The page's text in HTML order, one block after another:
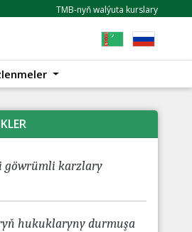
TMB-nyň walýuta kurslary
göwrümli karzlary
hukuklaryny durmuşa